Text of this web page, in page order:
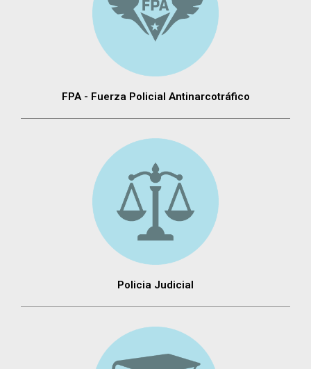
FPA - Fuerza Policial Antinarcotráfico
Policia Judicial